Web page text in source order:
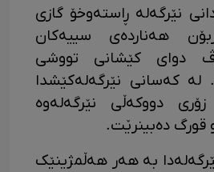
نێرگەلە ڕاستەوخۆ گازی
هەناردەی سییەکان
دوای کێشانی تووشی
لە کەسانی نێرگەلەکێشدا
دووکەڵی نێرگەله‌وە
دەبینرێت.
بە هەر هەڵمژینێک